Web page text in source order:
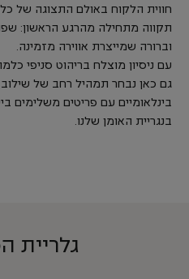
חווית הלקוח באולם התצוגה של
תקווה מתחילה מהרגע הראשון:
וברורה שמייצרת אווירה מזמינה.
עם ניסיון מוצלח בריהוט סניפי
גם כאן נבחר תמהיל רחב של שילוב
בינלאומיים עם פריטים משלימים
בנגריית האומן שלנו.
גלריית